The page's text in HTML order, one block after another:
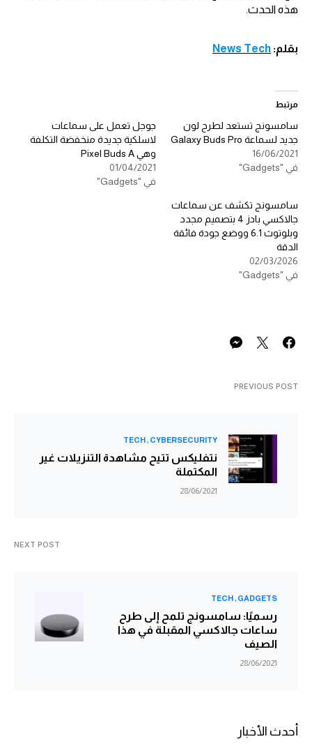
هذه الحدث.
بقلم: News Tech
مرتبط
سامسونج تستعد لطرح لون
جديد لسماعة Galaxy Buds Pro
16/06/2021
في "Gadgets"
جوجل تعمل على سماعات
لاسلكية جديدة منخفضة التكلفة
وهي Pixel Buds A
01/04/2021
في "Gadgets"
سامسونج تكشف عن سماعات
جالاكسي بادز 4 بتصميم مجدد
وبلوتوث 6.1 ووضع جودة فائقة
الدقة
02/03/2026
في "Gadgets"
PREVIOUS POST
CYBERSECURITY
TECH
نتفليكس تتيح مشاهدة التنزيلات غير
المكتملة
28/06/2021
NEXT POST
GADGETS
TECH
رسميًا: سامسونج تلمح إلى طرح
ساعات جالاكسي المقبلة في هذا
الصيف
28/06/2021
أحدث الأخبار